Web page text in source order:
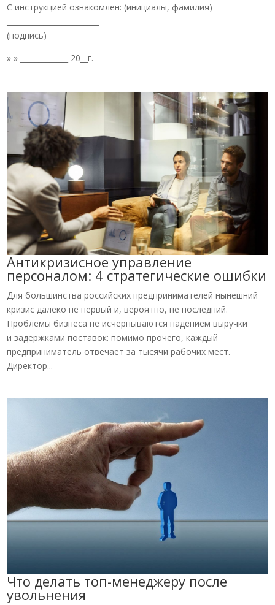
С инструкцией ознакомлен: (инициалы, фамилия)
(подпись)
» » _____________ 20__г.
Антикризисное управление
персоналом: 4 стратегические ошибки
Для большинства российских предпринимателей нынешний
кризис далеко не первый и, вероятно, не последний.
Проблемы бизнеса не исчерпываются падением выручки
и задержками поставок: помимо прочего, каждый
предприниматель отвечает за тысячи рабочих мест.
Директор...
Что делать топ-менеджеру после
увольнения